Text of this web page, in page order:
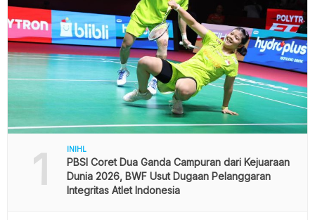
1 INIHL
PBSI Coret Dua Ganda Campuran dari Kejuaraan
Dunia 2026, BWF Usut Dugaan Pelanggaran
Integritas Atlet Indonesia